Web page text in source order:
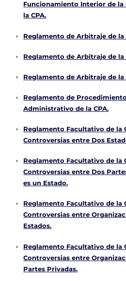
Funcionamiento Interior de
la CPA.
Reglamento de Arbitraje de la
Reglamento de Arbitraje de la
Reglamento de Arbitraje de la
Reglamento de
Administrativo de la CPA.
Reglamento Facultativo de la
Controversias entre Dos
Reglamento Facultativo de la
Controversias entre Dos
es un Estado.
Reglamento Facultativo de la
Controversias entre
Estados.
Reglamento Facultativo de la
Controversias entre
Partes Privadas.